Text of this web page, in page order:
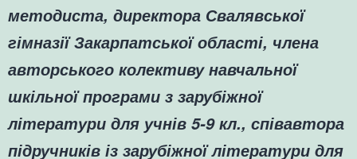
методиста, директора Свалявської
гімназії Закарпатської області, члена
авторського колективу навчальної
шкільної програми з зарубіжної
літератури для учнів 5-9 кл., співавтора
підручників із зарубіжної літератури для